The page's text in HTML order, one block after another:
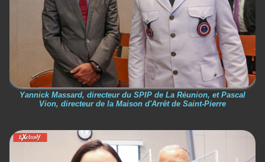
Yannick Massard, directeur du SPIP de La Réunion, et Pascal
Vion, directeur de la Maison d'Arrêt de Saint-Pierre